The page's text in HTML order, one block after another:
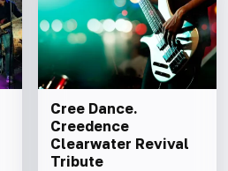
Cree Dance.
Creedence
Clearwater Revival
Tribute